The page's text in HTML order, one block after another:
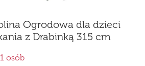
Ogrodowa dla dzieci
z Drabinką 315 cm